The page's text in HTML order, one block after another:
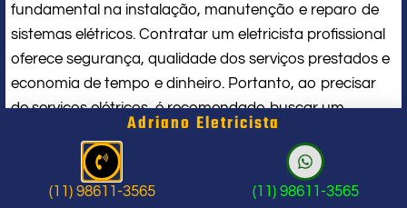
fundamental na instalação, manutenção e reparo de
sistemas elétricos. Contratar um eletricista profissional
oferece segurança, qualidade dos serviços prestados e
economia de tempo e dinheiro. Portanto, ao precisar
de serviços elétricos, é recomendado buscar um
eletricista em Pirajuí SP capacitado e confiável.
Adriano Eletricista
(11) 98611-3565 (11) 98611-3565